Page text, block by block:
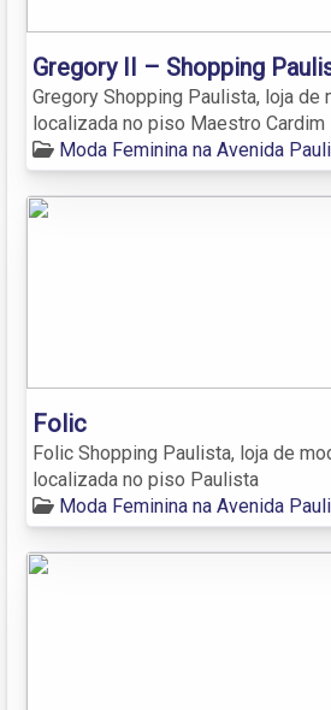
Gregory II – Shopping
Gregory Shopping Paulista, loja de
localizada no piso Maestro Cardim
Moda Feminina na Avenida
Folic
Folic Shopping Paulista, loja de
localizada no piso Paulista
Moda Feminina na Avenida